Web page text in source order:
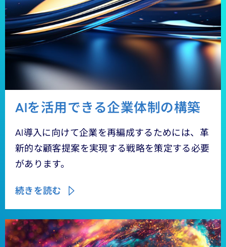
AIを活用できる企業体制の構築
AI導入に向けて企業を再編成するためには、革
新的な顧客提案を実現する戦略を策定する必要
があります。
続きを読む